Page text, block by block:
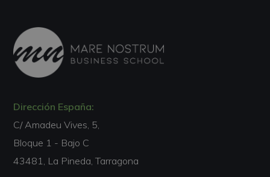
Dirección España:
C/ Amadeu Vives, 5,
Bloque 1 - Bajo C
43481, La Pineda, Tarragona